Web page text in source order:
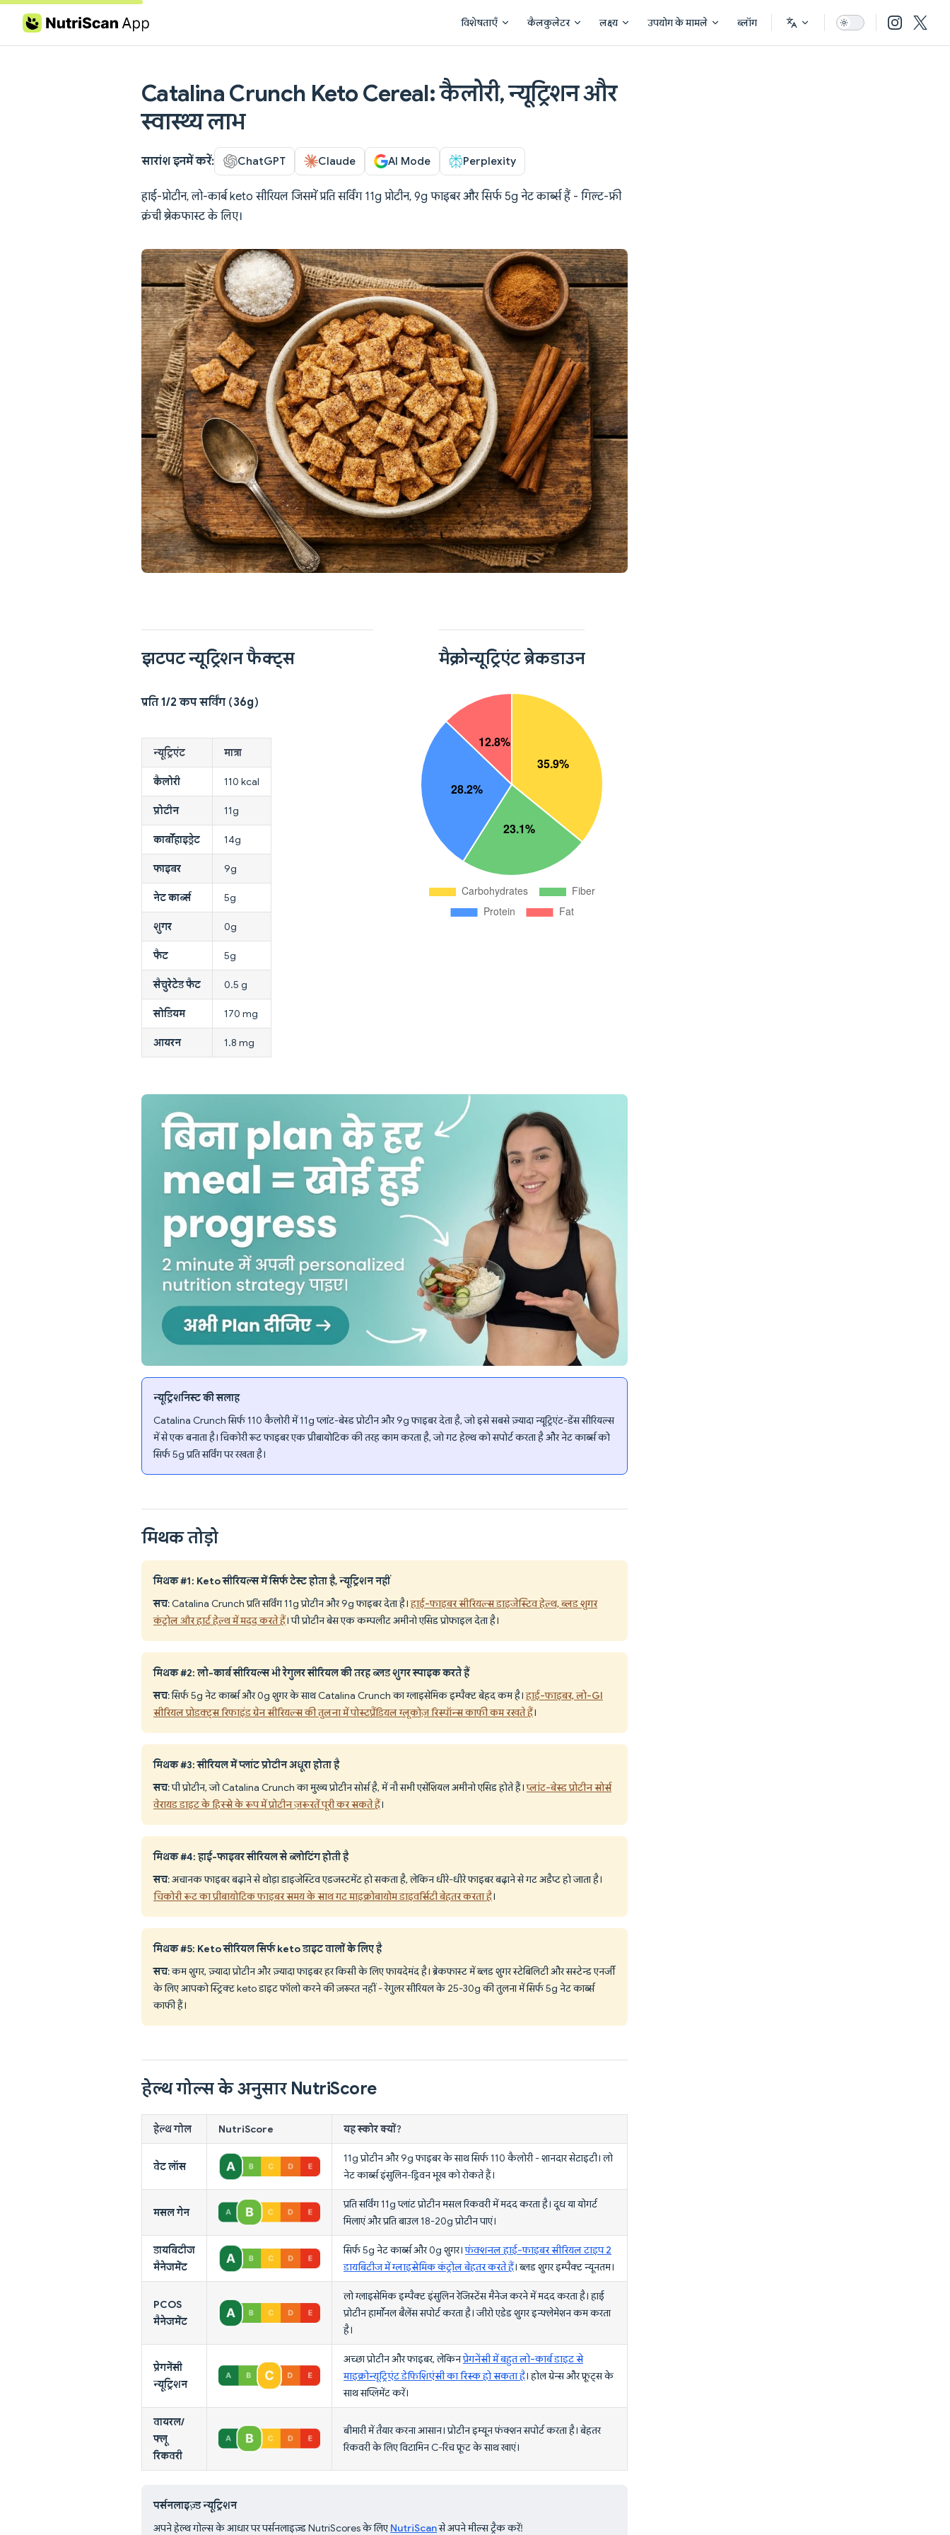
Skip to content विशेषताएँ कैलकुलेटर लक्ष्य उपयोग के मामले ब्लॉग
Catalina Crunch Keto Cereal: कैलोरी, न्यूट्रिशन और
स्वास्थ्य लाभ
सारांश इनमें करें: ChatGPT Claude AI Mode Perplexity
हाई-प्रोटीन, लो-कार्ब keto सीरियल जिसमें प्रति सर्विंग 11g प्रोटीन, 9g फाइबर और सिर्फ 5g नेट कार्ब्स हैं - गिल्ट-फ्री
क्रंची ब्रेकफास्ट के लिए।
झटपट न्यूट्रिशन फैक्ट्स
प्रति 1/2 कप सर्विंग (36g)
न्यूट्रिएंट मात्रा
कैलोरी 110 kcal
प्रोटीन 11g
कार्बोहाइड्रेट 14g
फाइबर 9g
नेट कार्ब्स 5g
शुगर 0g
फैट 5g
सैचुरेटेड फैट 0.5 g
सोडियम 170 mg
आयरन 1.8 mg
मैक्रोन्यूट्रिएंट ब्रेकडाउन
न्यूट्रिशनिस्ट की सलाह
Catalina Crunch सिर्फ 110 कैलोरी में 11g प्लांट-बेस्ड प्रोटीन और 9g फाइबर देता है, जो इसे सबसे ज़्यादा न्यूट्रिएंट-डेंस सीरियल्स
में से एक बनाता है। चिकोरी रूट फाइबर एक प्रीबायोटिक की तरह काम करता है, जो गट हेल्थ को सपोर्ट करता है और नेट कार्ब्स को
सिर्फ 5g प्रति सर्विंग पर रखता है।
मिथक तोड़ो
मिथक #1: Keto सीरियल्स में सिर्फ टेस्ट होता है, न्यूट्रिशन नहीं
सच: Catalina Crunch प्रति सर्विंग 11g प्रोटीन और 9g फाइबर देता है।हाई-फाइबर सीरियल्स डाइजेस्टिव हेल्थ, ब्लड शुगर
कंट्रोल और हार्ट हेल्थ में मदद करते हैं। पी प्रोटीन बेस एक कम्पलीट अमीनो एसिड प्रोफाइल देता है।
मिथक #2: लो-कार्ब सीरियल्स भी रेगुलर सीरियल की तरह ब्लड शुगर स्पाइक करते हैं
सच: सिर्फ 5g नेट कार्ब्स और 0g शुगर के साथ Catalina Crunch का ग्लाइसेमिक इम्पैक्ट बेहद कम है।हाई-फाइबर, लो-GI
सीरियल प्रोडक्ट्स रिफाइंड ग्रेन सीरियल्स की तुलना में पोस्टप्रैंडियल ग्लूकोज़ रिस्पॉन्स काफी कम रखते हैं।
मिथक #3: सीरियल में प्लांट प्रोटीन अधूरा होता है
सच: पी प्रोटीन, जो Catalina Crunch का मुख्य प्रोटीन सोर्स है, में नौ सभी एसेंशियल अमीनो एसिड होते हैं।प्लांट-बेस्ड प्रोटीन सोर्स
वेरायड डाइट के हिस्से के रूप में प्रोटीन ज़रूरतें पूरी कर सकते हैं।
मिथक #4: हाई-फाइबर सीरियल से ब्लोटिंग होती है
सच: अचानक फाइबर बढ़ाने से थोड़ा डाइजेस्टिव एडजस्टमेंट हो सकता है, लेकिन धीरे-धीरे फाइबर बढ़ाने से गट अडैप्ट हो जाता है।
चिकोरी रूट का प्रीबायोटिक फाइबर समय के साथ गट माइक्रोबायोम डाइवर्सिटी बेहतर करता है।
मिथक #5: Keto सीरियल सिर्फ keto डाइट वालों के लिए है
सच: कम शुगर, ज़्यादा प्रोटीन और ज़्यादा फाइबर हर किसी के लिए फायदेमंद है। ब्रेकफास्ट में ब्लड शुगर स्टेबिलिटी और सस्टेन्ड एनर्जी
के लिए आपको स्ट्रिक्ट keto डाइट फॉलो करने की ज़रूरत नहीं - रेगुलर सीरियल के 25-30g की तुलना में सिर्फ 5g नेट कार्ब्स
काफी हैं।
हेल्थ गोल्स के अनुसार NutriScore
हेल्थ गोल NutriScore यह स्कोर क्यों?
वेट लॉस
11g प्रोटीन और 9g फाइबर के साथ सिर्फ 110 कैलोरी - शानदार सेटाइटी। लो
नेट कार्ब्स इंसुलिन-ड्रिवन भूख को रोकते हैं।
मसल गेन
प्रति सर्विंग 11g प्लांट प्रोटीन मसल रिकवरी में मदद करता है। दूध या योगर्ट
मिलाएं और प्रति बाउल 18-20g प्रोटीन पाएं।
डायबिटीज
मैनेजमेंट
सिर्फ 5g नेट कार्ब्स और 0g शुगर।फंक्शनल हाई-फाइबर सीरियल टाइप 2
डायबिटीज में ग्लाइसेमिक कंट्रोल बेहतर करते हैं। ब्लड शुगर इम्पैक्ट न्यूनतम।
PCOS
मैनेजमेंट
लो ग्लाइसेमिक इम्पैक्ट इंसुलिन रेजिस्टेंस मैनेज करने में मदद करता है। हाई
प्रोटीन हार्मोनल बैलेंस सपोर्ट करता है। जीरो एडेड शुगर इन्फ्लेमेशन कम करता
है।
प्रेगनेंसी
न्यूट्रिशन
अच्छा प्रोटीन और फाइबर, लेकिनप्रेगनेंसी में बहुत लो-कार्ब डाइट से
माइक्रोन्यूट्रिएंट डेफिशिएंसी का रिस्क हो सकता है। होल ग्रेन्स और फ्रूट्स के
साथ सप्लिमेंट करें।
वायरल/
फ्लू
रिकवरी
बीमारी में तैयार करना आसान। प्रोटीन इम्यून फंक्शन सपोर्ट करता है। बेहतर
रिकवरी के लिए विटामिन C-रिच फ्रूट के साथ खाएं।
पर्सनलाइज़्ड न्यूट्रिशन
अपने हेल्थ गोल्स के आधार पर पर्सनलाइज़्ड NutriScores के लिए NutriScanसे अपने मील्स ट्रैक करें!